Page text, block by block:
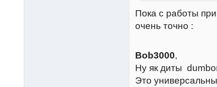
Пока с работы
очень точно :
Bob3000,
Ну як диты
Это